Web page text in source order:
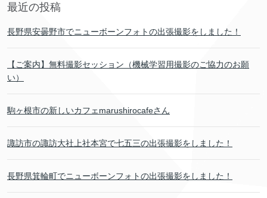
最近の投稿
長野県安曇野市でニューボーンフォトの出張撮影をしました！
【ご案内】無料撮影セッション（機械学習用撮影のご協力のお願
い）
駒ヶ根市の新しいカフェmarushirocafeさん
諏訪市の諏訪大社上社本宮で七五三の出張撮影をしました！
長野県箕輪町でニューボーンフォトの出張撮影をしました！